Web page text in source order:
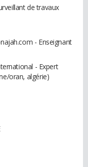
de travaux
- Enseignant
- Expert
oran, algérie)